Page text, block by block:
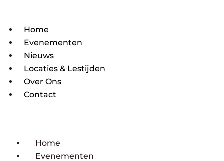
Home
Evenementen
Nieuws
Locaties & Lestijden
Over Ons
Contact
Home
Evenementen